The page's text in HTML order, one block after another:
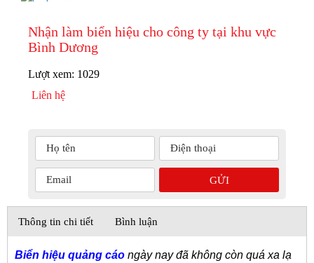
Nhận làm biển hiệu cho công ty tại khu vực
Bình Dương
Lượt xem: 1029
Liên hệ
Thông tin chi tiết Bình luận
Biển hiệu quảng cáo ngày nay đã không còn quá xa lạ